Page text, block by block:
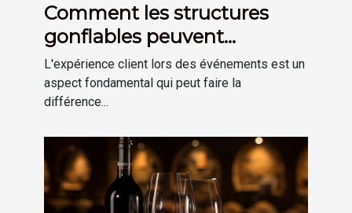
Comment les structures
gonflables peuvent
améliorer l'expérience client
lors d'événements.
L'expérience client lors des événements est un
aspect fondamental qui peut faire la
différence...